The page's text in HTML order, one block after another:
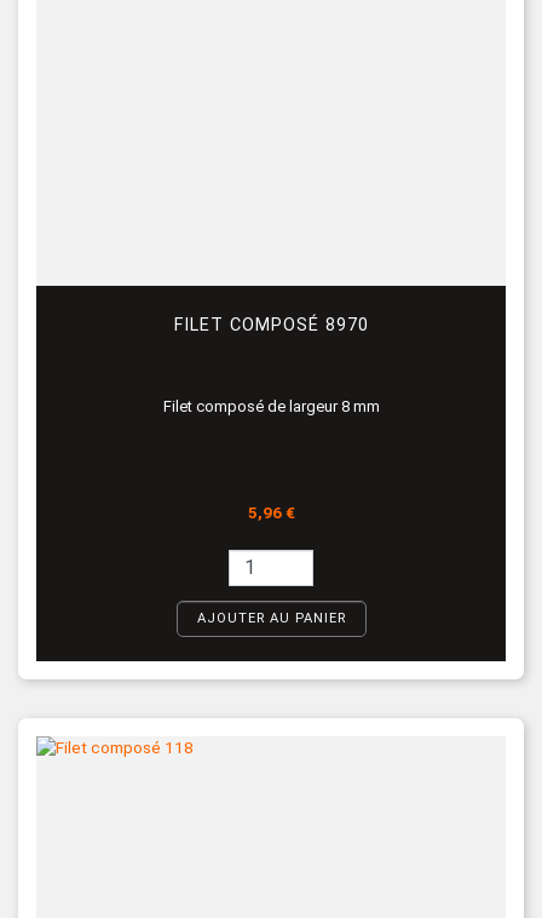
FILET COMPOSÉ 8970
Filet composé de largeur 8 mm
Prix
5,96 €
AJOUTER AU PANIER